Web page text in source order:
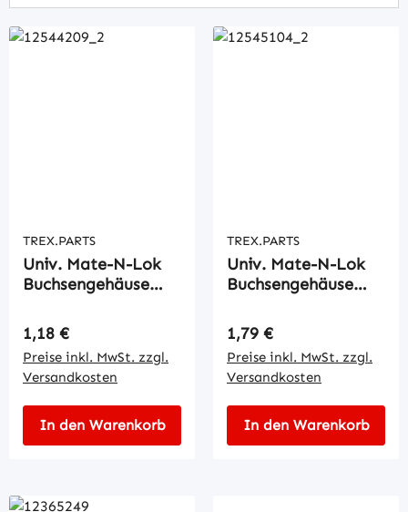
TREX.PARTS
Univ. Mate-N-Lok
Buchsengehäuse
Regulärer Preis:
1,18 €
Preise inkl. MwSt. zzgl.
Versandkosten
In den Warenkorb
TREX.PARTS
Univ. Mate-N-Lok
Buchsengehäuse
Regulärer Preis:
1,79 €
Preise inkl. MwSt. zzgl.
Versandkosten
In den Warenkorb